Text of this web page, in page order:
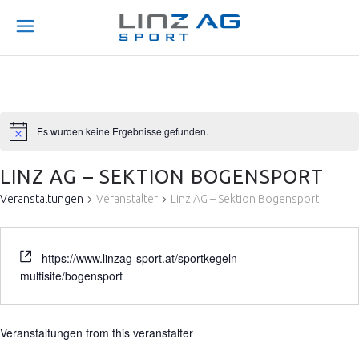
Es wurden keine Ergebnisse gefunden.
LINZ AG – SEKTION BOGENSPORT
Veranstaltungen Veranstalter Linz AG – Sektion Bogensport
https://www.linzag-sport.at/sportkegeln-
multisite/bogensport
Veranstaltungen from this veranstalter